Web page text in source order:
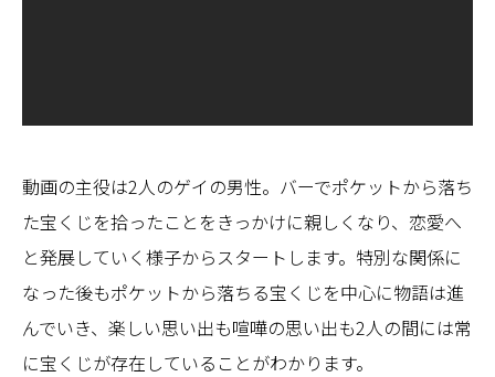
動画の主役は2人のゲイの男性。バーでポケットから落ち
た宝くじを拾ったことをきっかけに親しくなり、恋愛へ
と発展していく様子からスタートします。特別な関係に
なった後もポケットから落ちる宝くじを中心に物語は進
んでいき、楽しい思い出も喧嘩の思い出も2人の間には常
に宝くじが存在していることがわかります。